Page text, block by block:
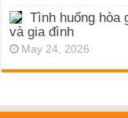
Tình huống
và gia đình
May 24, 2026